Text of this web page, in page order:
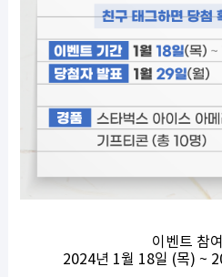
이벤트 참
2024년 1월 18일 (목) ~